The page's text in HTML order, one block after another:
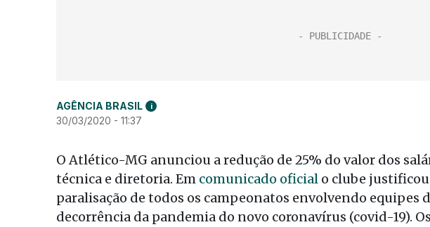
AGÊNCIA BRASIL i
30/03/2020 - 11:37
O Atlético-MG anunciou a redução de 25% do valor dos
técnica e diretoria. Em comunicado oficial o clube
paralisação de todos os campeonatos envolvendo equipes
decorrência da pandemia do novo coronavírus (covid-19).